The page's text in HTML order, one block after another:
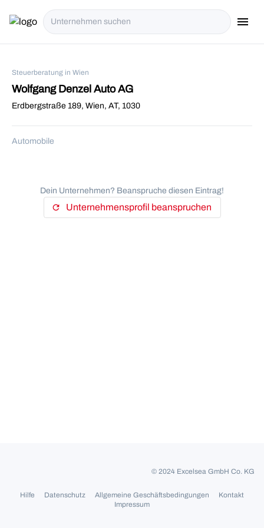
menu
Steuerberatung in Wien
Wolfgang Denzel Auto AG
Erdbergstraße 189, Wien, AT, 1030
Automobile
Dein Unternehmen? Beanspruche diesen Eintrag!
refresh Unternehmensprofil beanspruchen
© 2024 Excelsea GmbH Co. KG
Hilfe Datenschutz Allgemeine Geschäftsbedingungen
Kontakt
Impressum